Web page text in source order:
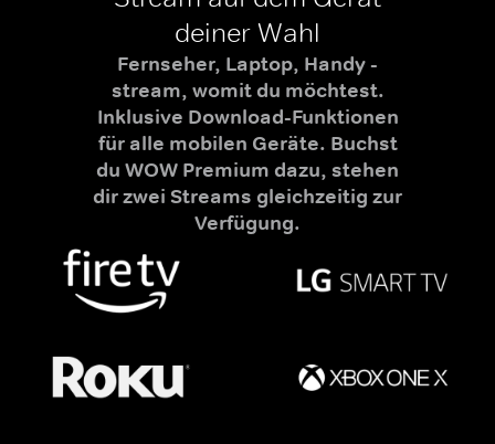
deiner Wahl
Fernseher, Laptop, Handy -
stream, womit du möchtest.
Inklusive Download-Funktionen
für alle mobilen Geräte. Buchst
du WOW Premium dazu, stehen
dir zwei Streams gleichzeitig zur
Verfügung.